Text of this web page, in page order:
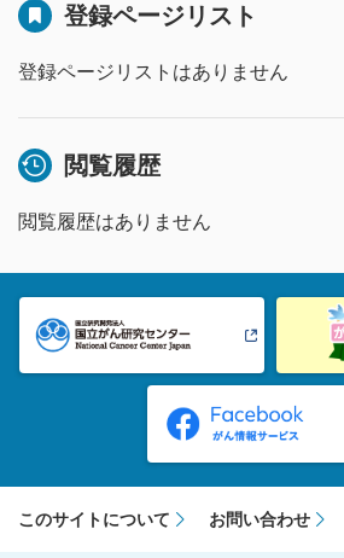
登録ページリスト
登録ページリストはありません
閲覧履歴
閲覧履歴はありません
このサイトについて お問い合わせ